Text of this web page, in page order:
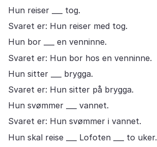
Hun reiser ___ tog.
Svaret er: Hun reiser med tog.
Hun bor ___ en venninne.
Svaret er: Hun bor hos en venninne.
Hun sitter ___ brygga.
Svaret er: Hun sitter på brygga.
Hun svømmer ___ vannet.
Svaret er: Hun svømmer i vannet.
Hun skal reise ___ Lofoten ___ to uker.